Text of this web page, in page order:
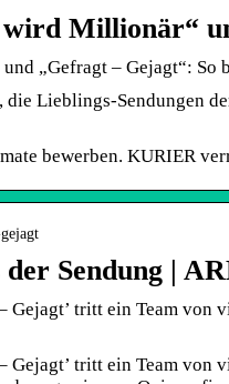
Millionär“
„Gefragt – Gejagt“: So
Lieblings-Sendungen
bewerben. KURIER
Sendung |
tritt ein Team von
tritt ein Team von